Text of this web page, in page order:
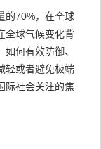
的70%，在全球
全球气候变化背
何有效防御、
轻或者避免极端
际社会关注的焦